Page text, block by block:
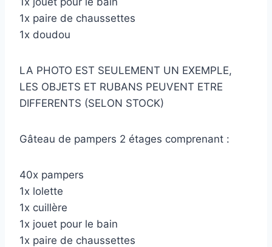
1x paire de chaussettes
1x doudou
LA PHOTO EST SEULEMENT UN EXEMPLE,
LES OBJETS ET RUBANS PEUVENT ETRE
DIFFERENTS (SELON STOCK)
Gâteau de pampers 2 étages comprenant :
40x pampers
1x lolette
1x cuillère
1x jouet pour le bain
1x paire de chaussettes